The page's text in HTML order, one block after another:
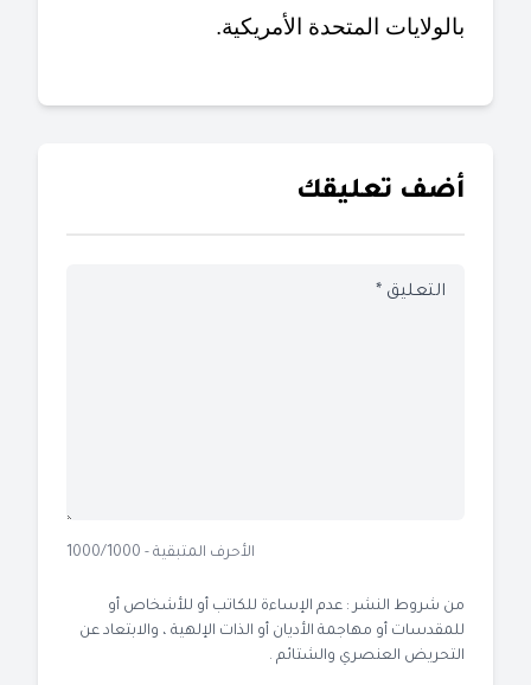
بالولايات المتحدة الأمريكية.
أضف تعليقك
الأحرف المتبقية - 1000/1000
من شروط النشر : عدم الإساءة للكاتب أو للأشخاص أو
للمقدسات أو مهاجمة الأديان أو الذات الإلهية ، والابتعاد عن
التحريض العنصري والشتائم .